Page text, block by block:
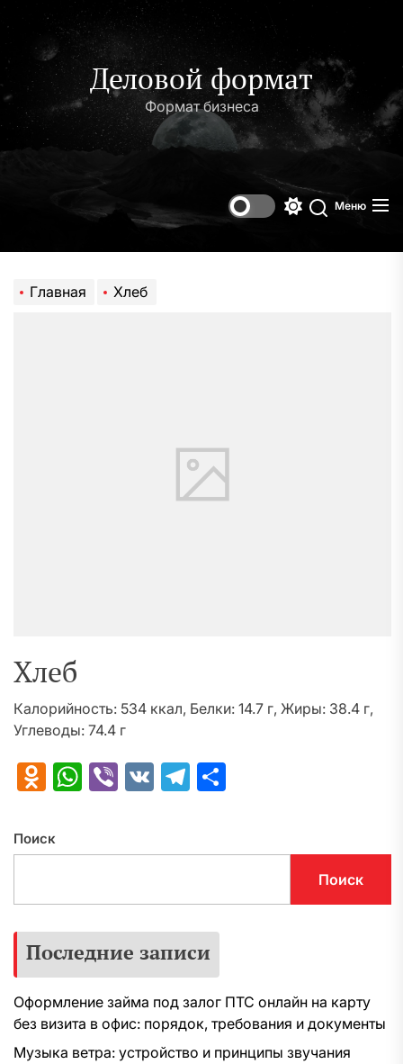
содержимому
Деловой формат
Формат бизнеса
Поиск
Меню
Главная Хлеб
Хлеб
Калорийность: 534 ккал, Белки: 14.7 г, Жиры: 38.4 г,
Углеводы: 74.4 г
Odnoklassniki
WhatsApp
Viber
VK Telegram
Поиск
Поиск
Последние записи
Оформление займа под залог ПТС онлайн на карту
без визита в офис: порядок, требования и документы
Музыка ветра: устройство и принципы звучания